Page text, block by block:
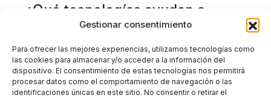
Gestionar consentimiento
Para ofrecer las mejores experiencias, utilizamos tecnologías como
las cookies para almacenar y/o acceder a la información del
dispositivo. El consentimiento de estas tecnologías nos permitirá
procesar datos como el comportamiento de navegación o las
identificaciones únicas en este sitio. No consentir o retirar el
¿Qué tecnologías ayudan a
mejorar resiliencia empresarial?
Plataformas de visibilidad end-to-end, inteligencia
artificial, IoT, automatización y modelos de
simulación logística permiten anticipar riesgos y
mejorar capacidad de reacción.